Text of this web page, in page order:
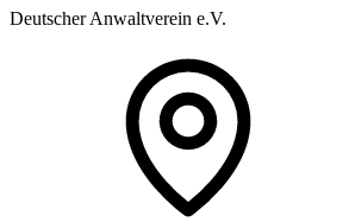
Deutscher Anwaltverein e.V.